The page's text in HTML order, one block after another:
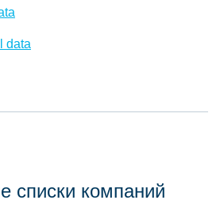
data
списки компаний